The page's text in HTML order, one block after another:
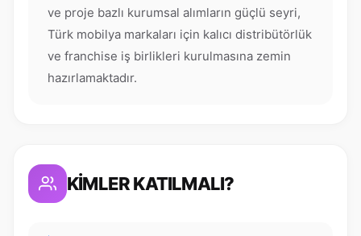
ve proje bazlı kurumsal alımların güçlü seyri,
Türk mobilya markaları için kalıcı distribütörlük
ve franchise iş birlikleri kurulmasına zemin
hazırlamaktadır.
KİMLER KATILMALI?